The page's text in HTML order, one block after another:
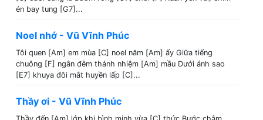
én bay tung [G7]...
Noel nhớ - Vũ Vĩnh Phúc
Tôi quen [Am] em mùa [C] noel năm [Am] ấy Giữa tiếng
chuông [F] ngân đêm thánh nhiệm [Am] mầu Dưới ánh sao
[E7] khuya đôi mắt huyền lấp [C]...
Thầy ơi - Vũ Vĩnh Phúc